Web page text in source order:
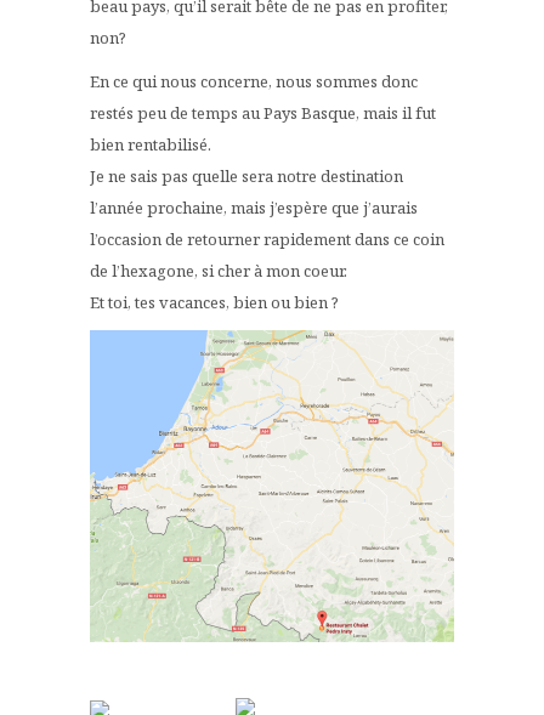
beau pays, qu’il serait bête de ne pas en profiter,
non?
En ce qui nous concerne, nous sommes donc
restés peu de temps au Pays Basque, mais il fut
bien rentabilisé.
Je ne sais pas quelle sera notre destination
l’année prochaine, mais j’espère que j’aurais
l’occasion de retourner rapidement dans ce coin
de l’hexagone, si cher à mon coeur.
Et toi, tes vacances, bien ou bien ?